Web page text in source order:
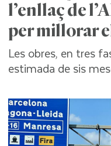
l’enllaç de
per millorar
Les obres, en tres
estimada de sis